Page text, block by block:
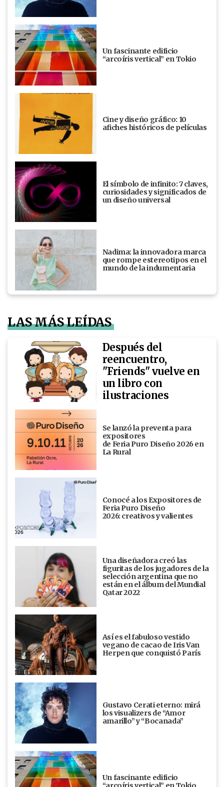
Un fascinante edificio
“arcoíris vertical” en Tokio
Cine y diseño gráfico: 10
afiches históricos de películas
El símbolo de infinito: 7 claves,
curiosidades y significados de
un diseño universal
Nadima: la innovadora marca
que rompe estereotipos en el
mundo de la indumentaria
LAS MÁS LEÍDAS
Después del
reencuentro,
"Friends" vuelve en
un libro con
ilustraciones
Se lanzó la preventa para
expositores
de Feria Puro Diseño 2026 en
La Rural
Conocé a los Expositores de
Feria Puro Diseño
2026: creativos y valientes
Una diseñadora creó las
figuritas de los jugadores de la
selección argentina que no
están en el álbum del Mundial
Qatar 2022
Así es el fabuloso vestido
vegano de cacao de Iris Van
Herpen que conquistó París
Gustavo Cerati eterno: mirá
los visualizers de “Amor
amarillo” y “Bocanada”
Un fascinante edificio